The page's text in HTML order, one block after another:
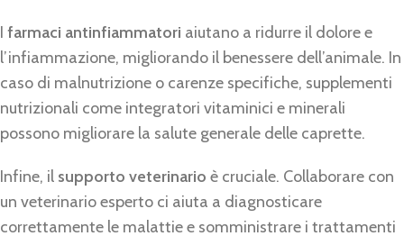
I farmaci antinfiammatori aiutano a ridurre il dolore e
l’infiammazione, migliorando il benessere dell’animale. In
caso di malnutrizione o carenze specifiche, supplementi
nutrizionali come integratori vitaminici e minerali
possono migliorare la salute generale delle caprette.
Infine, il supporto veterinario è cruciale. Collaborare con
un veterinario esperto ci aiuta a diagnosticare
correttamente le malattie e somministrare i trattamenti